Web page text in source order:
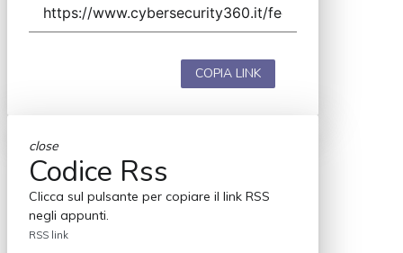
COPIA LINK
close
Codice Rss
Clicca sul pulsante per copiare il link RSS
negli appunti.
RSS link